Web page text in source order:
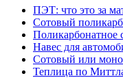
ПЭТ: что это за
Сотовый
Поликарбонатное
Навес для
Сотовый или
Теплица по